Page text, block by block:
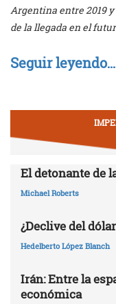
Argentina entre 2019
de la llegada en el
Seguir leyendo…
El detonante de
Michael Roberts
¿Declive del
Hedelberto López Blanch
Irán: Entre la
económica